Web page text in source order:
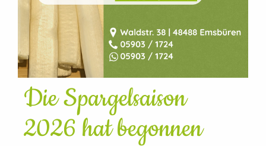
Die Spargelsaison
2026 hat begonnen